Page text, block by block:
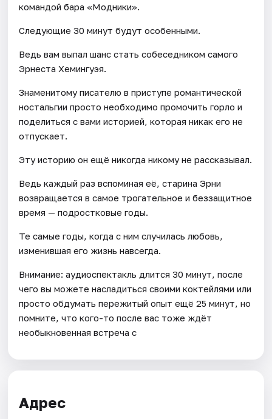
командой бара «Модники».
Следующие 30 минут будут особенными.
Ведь вам выпал шанс стать собеседником самого
Эрнеста Хемингуэя.
Знаменитому писателю в приступе романтической
ностальгии просто необходимо промочить горло и
поделиться с вами историей, которая никак его не
отпускает.
Эту историю он ещё никогда никому не рассказывал.
Ведь каждый раз вспоминая её, старина Эрни
возвращается в самое трогательное и беззащитное
время — подростковые годы.
Те самые годы, когда с ним случилась любовь,
изменившая его жизнь навсегда.
Внимание: аудиоспектакль длится 30 минут, после
чего вы можете насладиться своими коктейлями или
просто обдумать пережитый опыт ещё 25 минут, но
помните, что кого-то после вас тоже ждёт
необыкновенная встреча с
Адрес